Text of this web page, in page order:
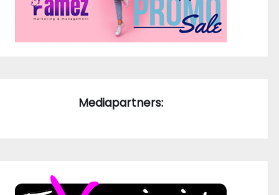
Mediapartners: